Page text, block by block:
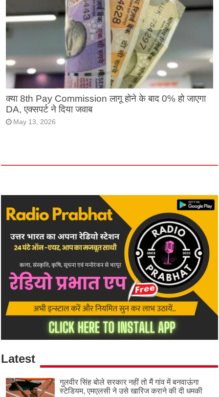
क्या 8th Pay Commission लागू होने के बाद 0% हो जाएगा
DA, एक्सपर्ट ने दिया जवाब
May 13, 2026
Latest
गुलवीर सिंह बोले सरकार नहीं तो मैं गांव में बनवाऊंगा
स्टेडियम, एमएलसी ने उसे खारिज कराने की दी धमकी